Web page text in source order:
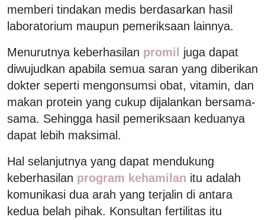
memberi tindakan medis berdasarkan hasil
laboratorium maupun pemeriksaan lainnya.
Menurutnya keberhasilan promil juga dapat
diwujudkan apabila semua saran yang diberikan
dokter seperti mengonsumsi obat, vitamin, dan
makan protein yang cukup dijalankan bersama-
sama. Sehingga hasil pemeriksaan keduanya
dapat lebih maksimal.
Hal selanjutnya yang dapat mendukung
keberhasilan program kehamilan itu adalah
komunikasi dua arah yang terjalin di antara
kedua belah pihak. Konsultan fertilitas itu